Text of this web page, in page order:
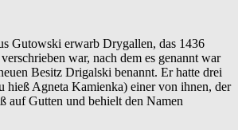
Gutowski erwarb Drygallen, das 1436
war, nach dem es genannt war
Besitz Drigalski benannt. Er hatte drei
hieß Agneta Kamienka) einer von ihnen, der
auf Gutten und behielt den Namen